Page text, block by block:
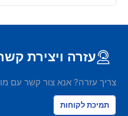
עזרה ויצירת
צריך עזרה? אנא צור קשר עם
תמיכת לקוחות